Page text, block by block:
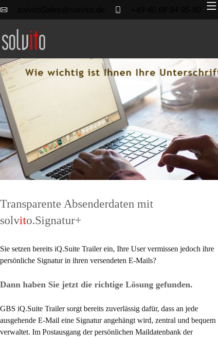
Transparente Absenderdaten mit
solvito.Signatur+
Sie setzen bereits iQ.Suite Trailer ein, Ihre User vermissen jedoch ihre
persönliche Signatur in ihren versendeten E-Mails?
Dann haben Sie jetzt die richtige Lösung gefunden.
GBS iQ.Suite Trailer sorgt bereits zuverlässig dafür, dass an jede
ausgehende E-Mail eine Signatur angehängt wird, zentral und bequem
verwaltet. Im Postausgang der persönlichen Maildatenbank der